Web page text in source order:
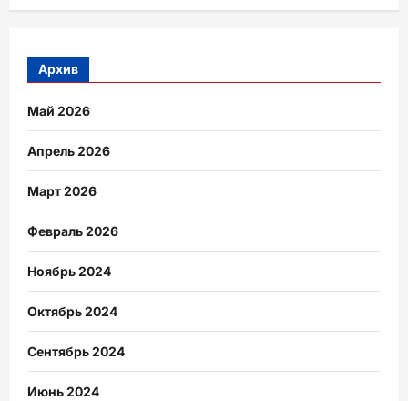
Архив
Май 2026
Апрель 2026
Март 2026
Февраль 2026
Ноябрь 2024
Октябрь 2024
Сентябрь 2024
Июнь 2024